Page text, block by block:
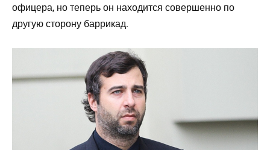
офицера, но теперь он находится совершенно по
другую сторону баррикад.